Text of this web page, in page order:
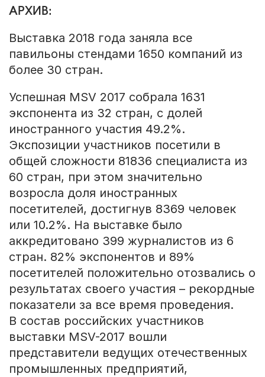
АРХИВ:
Выставка 2018 года заняла все
павильоны стендами 1650 компаний из
более 30 стран.
Успешная MSV 2017 собрала 1631
экспонента из 32 стран, с долей
иностранного участия 49.2%.
Экспозиции участников посетили в
общей сложности 81836 специалиста из
60 стран, при этом значительно
возросла доля иностранных
посетителей, достигнув 8369 человек
или 10.2%. На выставке было
аккредитовано 399 журналистов из 6
стран. 82% экспонентов и 89%
посетителей положительно отозвались о
результатах своего участия – рекордные
показатели за все время проведения.
В состав российских участников
выставки MSV-2017 вошли
представители ведущих отечественных
промышленных предприятий,